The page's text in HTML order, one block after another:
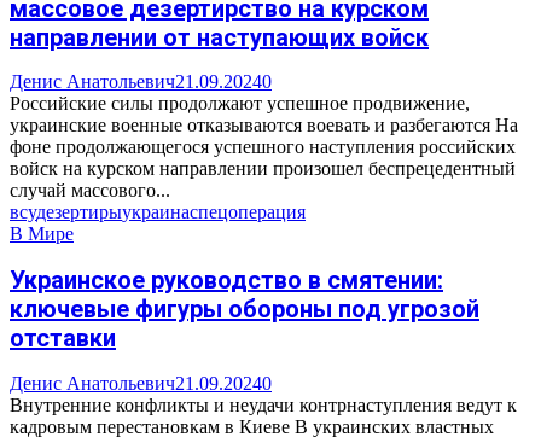
массовое дезертирство на курском
направлении от наступающих войск
Денис Анатольевич21.09.20240
Российские силы продолжают успешное продвижение,
украинские военные отказываются воевать и разбегаются На
фоне продолжающегося успешного наступления российских
войск на курском направлении произошел беспрецедентный
случай массового...
всудезертирыукраинаспецоперация
В Мире
Украинское руководство в смятении:
ключевые фигуры обороны под угрозой
отставки
Денис Анатольевич21.09.20240
Внутренние конфликты и неудачи контрнаступления ведут к
кадровым перестановкам в Киеве В украинских властных